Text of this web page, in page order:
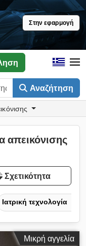
Στην εφαρμογή
Αναζήτηση
απεικόνισης
Σχετικότητα
Ιατρική τεχνολογία
Μικρή αγγελία